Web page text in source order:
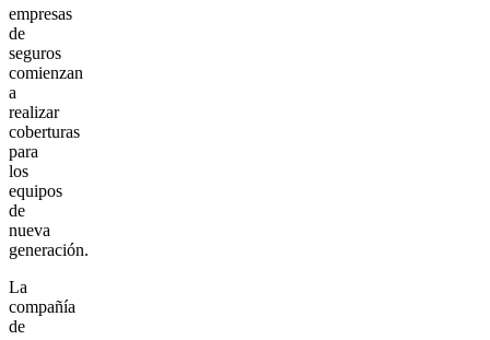
empresas
de
seguros
comienzan
a
realizar
coberturas
para
los
equipos
de
nueva
generación.
La
compañía
de